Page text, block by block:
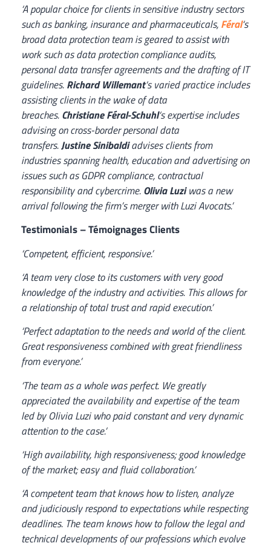
‘A popular choice for clients in sensitive industry sectors
such as banking, insurance and pharmaceuticals,Féral‘s
broad data protection team is geared to assist with
work such as data protection compliance audits,
personal data transfer agreements and the drafting of IT
guidelines.Richard Willemant‘s varied practice includes
assisting clients in the wake of data
breaches.Christiane Féral-Schuhl‘s expertise includes
advising on cross-border personal data
transfers.Justine Sinibaldiadvises clients from
industries spanning health, education and advertising on
issues such as GDPR compliance, contractual
responsibility and cybercrime.Olivia Luziwas a new
arrival following the firm’s merger with Luzi Avocats.’
Testimonials – Témoignages Clients
‘Competent, efficient, responsive.’
‘A team very close to its customers with very good
knowledge of the industry and activities. This allows for
a relationship of total trust and rapid execution.’
‘Perfect adaptation to the needs and world of the client.
Great responsiveness combined with great friendliness
from everyone.’
‘The team as a whole was perfect. We greatly
appreciated the availability and expertise of the team
led by Olivia Luzi who paid constant and very dynamic
attention to the case.’
‘High availability, high responsiveness; good knowledge
of the market; easy and fluid collaboration.’
‘A competent team that knows how to listen, analyze
and judiciously respond to expectations while respecting
deadlines. The team knows how to follow the legal and
technical developments of our professions which evolve